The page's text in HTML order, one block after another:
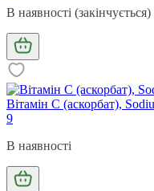
В наявності (закінчується)
Вітамін С (аскорбат),
9
В наявності